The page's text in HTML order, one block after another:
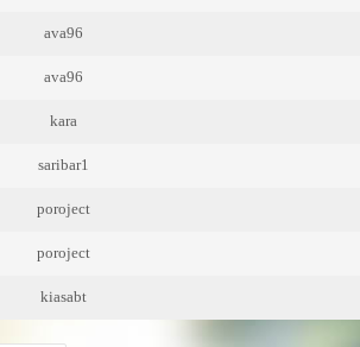
ava96
ava96
kara
saribar1
poroject
poroject
kiasabt